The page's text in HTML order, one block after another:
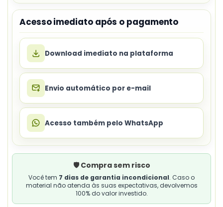
Acesso imediato após o pagamento
Download imediato na plataforma
Envio automático por e-mail
Acesso também pelo WhatsApp
🛡️ Compra sem risco
Você tem 7 dias de garantia incondicional. Caso o
material não atenda às suas expectativas, devolvemos
100% do valor investido.